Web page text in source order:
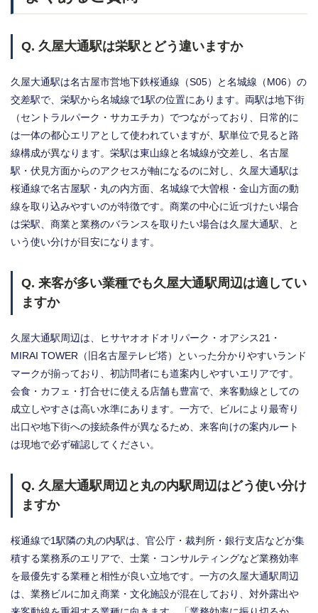
Q. 久屋大通駅は栄駅とどう違いますか
久屋大通駅は名古屋市営地下鉄桜通線（S05）と名城線（M06）の
交差駅で、栄駅から名城線で1駅の位置にあります。両駅は地下街
（セントラルパーク・サカエチカ）でつながっており、日常的に
は一体の都心エリアとして使われていますが、駅単位で見ると路
線構成が異なります。栄駅は東山線と名城線が交差し、名古屋
駅・伏見方面からのアクセスが軸になるのに対し、久屋大通駅は
桜通線で名古屋駅・丸の内方面、名城線で大曽根・金山方面の動
線を取り込みやすいのが特徴です。商業の中心に近づけたい場合
は栄駅、商業と業務のバランスを取りたい場合は久屋大通駅、と
いう使い分けが目安になります。
Q. 来客が多い業種でも久屋大通駅周辺は適してい
ますか
久屋大通駅周辺は、ヒサヤオオドオリパーク・オアシス21・
MIRAI TOWER（旧名古屋テレビ塔）といった分かりやすいランド
マークが揃っており、初訪問者にも道案内しやすいエリアです。
会食・カフェ・打合せに使える店舗も豊富で、来客動線としての
成立しやすさは高い水準にあります。一方で、ビルにより最寄り
出口や地下街への接続条件が異なるため、来客向けの案内ルート
は現地で必ず確認してください。
Q. 久屋大通駅周辺と丸の内駅周辺はどう使い分け
ますか
桜通線で1駅隣の丸の内駅は、官公庁・裁判所・銀行支店などが集
積する業務系のエリアで、士業・コンサルティングなど業務効率
を最優先する業種と相性が良い立地です。一方の久屋大通駅周辺
は、業務ビルに加え商業・文化施設が混在しており、対外露出や